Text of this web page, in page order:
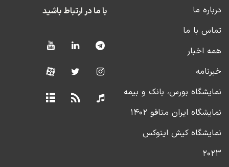
درباره ما
تماس با ما
همه اخبار
خبرنامه
نمایشگاه بورس، بانک و بیمه
نمایشگاه ایران متافو ۱۴۰۲
نمایشگاه کیش اینوکس
۲۰۲۳
با ما در ارتباط باشید